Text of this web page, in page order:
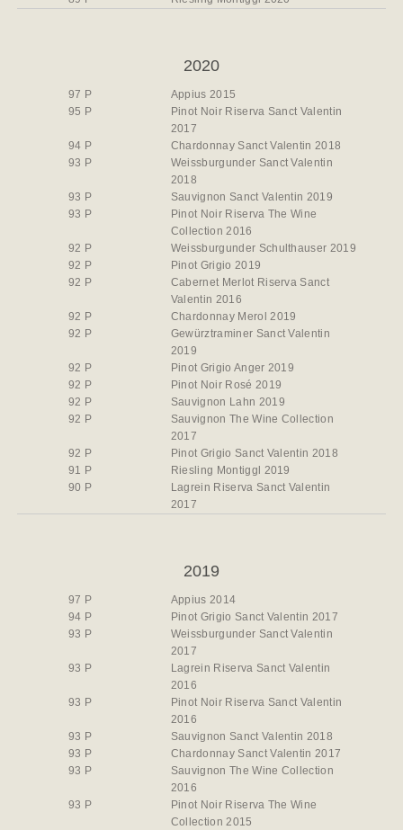
2020
97 P
Appius 2015
95 P
Pinot Noir Riserva Sanct Valentin
2017
94 P
Chardonnay Sanct Valentin 2018
93 P
Weissburgunder Sanct Valentin
2018
93 P
Sauvignon Sanct Valentin 2019
93 P
Pinot Noir Riserva The Wine
Collection 2016
92 P
Weissburgunder Schulthauser 2019
92 P
Pinot Grigio 2019
92 P
Cabernet Merlot Riserva Sanct
Valentin 2016
92 P
Chardonnay Merol 2019
92 P
Gewürztraminer Sanct Valentin
2019
92 P
Pinot Grigio Anger 2019
92 P
Pinot Noir Rosé 2019
92 P
Sauvignon Lahn 2019
92 P
Sauvignon The Wine Collection
2017
92 P
Pinot Grigio Sanct Valentin 2018
91 P
Riesling Montiggl 2019
90 P
Lagrein Riserva Sanct Valentin
2017
2019
97 P
Appius 2014
94 P
Pinot Grigio Sanct Valentin 2017
93 P
Weissburgunder Sanct Valentin
2017
93 P
Lagrein Riserva Sanct Valentin
2016
93 P
Pinot Noir Riserva Sanct Valentin
2016
93 P
Sauvignon Sanct Valentin 2018
93 P
Chardonnay Sanct Valentin 2017
93 P
Sauvignon The Wine Collection
2016
93 P
Pinot Noir Riserva The Wine
Collection 2015